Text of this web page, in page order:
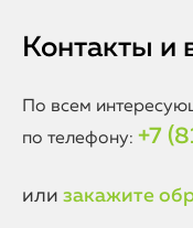
Контакты и
По всем
по телефону: +7
или закажите